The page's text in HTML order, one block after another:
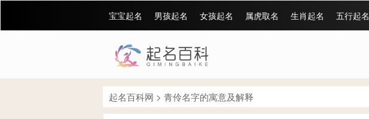
宝宝起名 男孩起名 女孩起名 属虎取名 生肖起名 五行起名
起名百科网 > 青伶名字的寓意及解释